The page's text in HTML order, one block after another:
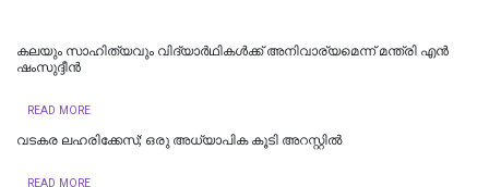
കലയും സാഹിത്യവും വിദ്യാർഥികൾക്ക് അനിവാര്യമെന്ന് മന്ത്രി എൻ
ഷംസുദ്ദീൻ
READ MORE
വടകര ലഹരിക്കേസ്; ഒരു അധ്യാപിക കൂടി അറസ്റ്റില്‍
READ MORE